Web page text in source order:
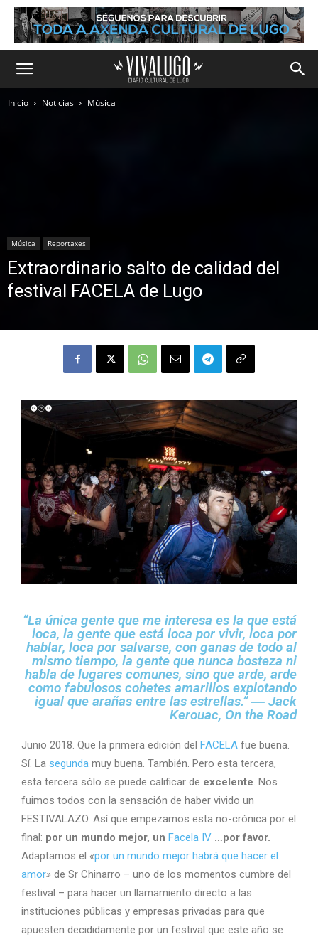
Inicio Noticias Música
Música Reportaxes
Extraordinario salto de calidad del
festival FACELA de Lugo
“La única gente que me interesa es la que está
loca, la gente que está loca por vivir, loca por
hablar, loca por salvarse, con ganas de todo al
mismo tiempo, la gente que nunca bosteza ni
habla de lugares comunes, sino que arde, arde
como fabulosos cohetes amarillos explotando
igual que arañas entre las estrellas.” ― Jack
Kerouac, On the Road
Junio 2018. Que la primera edición del FACELA fue buena.
Sí. La segunda muy buena. También. Pero esta tercera,
esta tercera sólo se puede calificar de excelente. Nos
fuimos todos con la sensación de haber vivido un
FESTIVALAZO. Así que empezamos esta no-crónica por el
final: por un mundo mejor, un Facela IV …por favor.
Adaptamos el «por un mundo mejor habrá que hacer el
amor» de Sr Chinarro – uno de los momentos cumbre del
festival – para hacer un llamamiento directo a las
instituciones públicas y empresas privadas para que
apuesten decididamente por un festival que este año se